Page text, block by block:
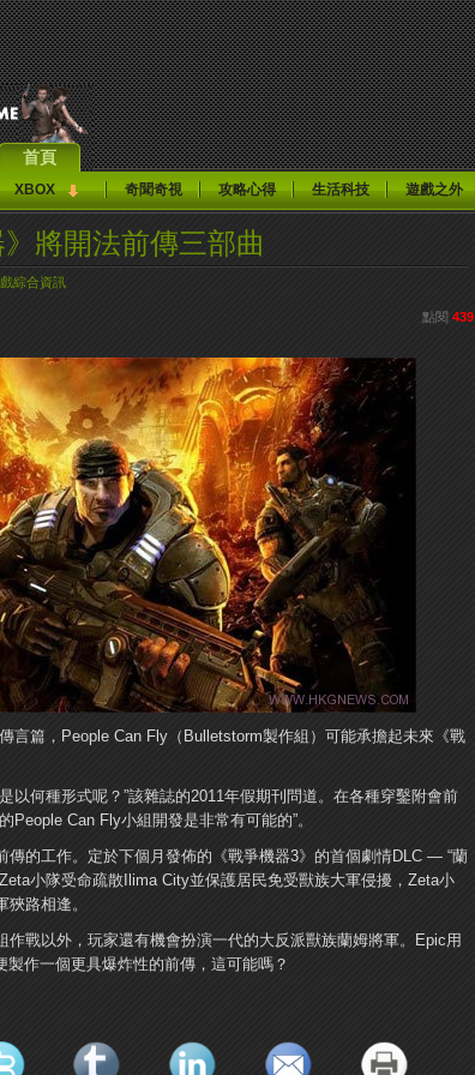
首頁
XBOX 奇聞奇視 攻略心得 生活科技 遊戲之外
將開法前傳三部曲
綜合資訊
點閱 439
言篇，People Can Fly（Bulletstorm製作組）可能承擔起未來《戰
以何種形式呢？”該雜誌的2011年假期刊問道。在各種穿鑿附會前
People Can Fly小組開發是非常有可能的”。
傳的工作。定於下個月發佈的《戰爭機器3》的首個劇情DLC — “蘭
小隊受命疏散Ilima City並保護居民免受獸族大軍侵擾，Zeta小
路相逢。
作戰以外，玩家還有機會扮演一代的大反派獸族蘭姆將軍。Epic用
作一個更具爆炸性的前傳，這可能嗎？